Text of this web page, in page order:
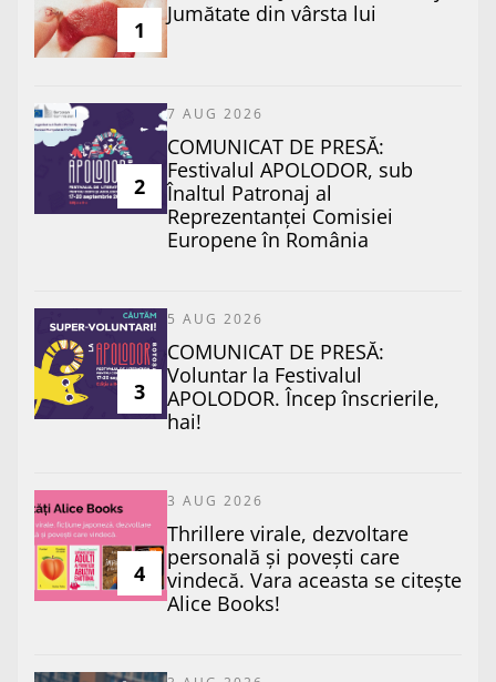
1
Jumătate din vârsta lui
2
7 AUG 2026
COMUNICAT DE PRESĂ:
Festivalul APOLODOR, sub
Înaltul Patronaj al
Reprezentanței Comisiei
Europene în România
3
5 AUG 2026
COMUNICAT DE PRESĂ:
Voluntar la Festivalul
APOLODOR. Încep înscrierile,
hai!
4
3 AUG 2026
Thrillere virale, dezvoltare
personală și povești care
vindecă. Vara aceasta se citește
Alice Books!